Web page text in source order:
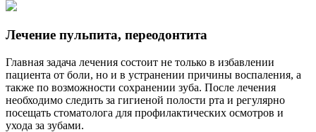
Лечение пульпита, переодонтита
Главная задача лечения состоит не только в избавлении
пациента от боли, но и в устранении причины воспаления, а
также по возможности сохранении зуба. После лечения
необходимо следить за гигиеной полости рта и регулярно
посещать стоматолога для профилактических осмотров и
ухода за зубами.